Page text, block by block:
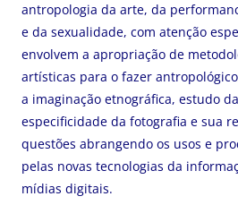
antropologia da arte, da
e da sexualidade, com atenção
envolvem a apropriação de
artísticas para o fazer
a imaginação etnográfica, estudo
especificidade da fotografia e sua
questões abrangendo os usos e
pelas novas tecnologias da
mídias digitais.